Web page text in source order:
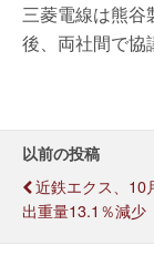
三菱電線は熊谷
後、両社間で協
以前の投稿
近鉄エクス、10
出重量13.1％減少